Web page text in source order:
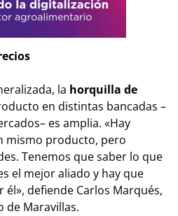
la horquilla de
en distintas bancadas –
es amplia. «Hay
mismo producto, pero
Tenemos que saber lo que
el mejor aliado y hay que
defiende Carlos Marqués,
de Maravillas.